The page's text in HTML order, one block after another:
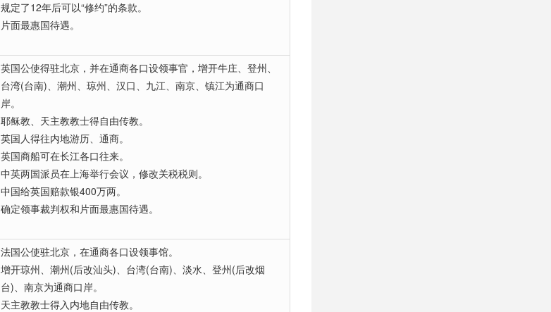
规定了12年后可以“修约”的条款。
片面最惠国待遇。
英国公使得驻北京，并在通商各口设领事官，增开牛庄、登州、
台湾(台南)、潮州、琼州、汉口、九江、南京、镇江为通商口
岸。
耶稣教、天主教教士得自由传教。
英国人得往内地游历、通商。
英国商船可在长江各口往来。
中英两国派员在上海举行会议，修改关税税则。
中国给英国赔款银400万两。
确定领事裁判权和片面最惠国待遇。
法国公使驻北京，在通商各口设领事馆。
增开琼州、潮州(后改汕头)、台湾(台南)、淡水、登州(后改烟
台)、南京为通商口岸。
天主教教士得入内地自由传教。